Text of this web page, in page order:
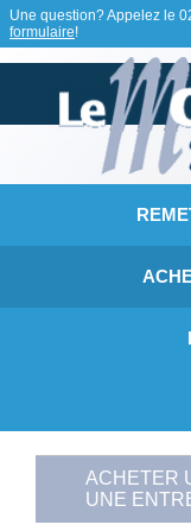
Une question? Appelez le
formulaire!
ACHETER
UNE